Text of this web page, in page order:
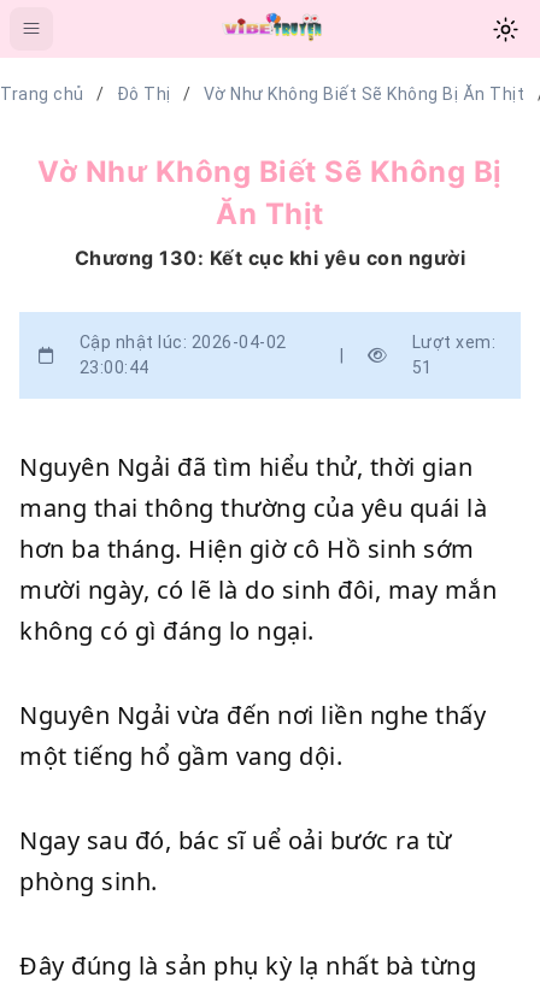
Trang chủ Đô Thị Vờ Như Không Biết Sẽ Không Bị Ăn Thịt
Vờ Như Không Biết Sẽ Không Bị
Ăn Thịt
Chương 130: Kết cục khi yêu con người
Cập nhật lúc: 2026-04-02
23:00:44
|
Lượt xem:
51
Nguyên Ngải đã tìm hiểu thử, thời gian
mang thai thông thường của yêu quái là
hơn ba tháng. Hiện giờ cô Hồ sinh sớm
mười ngày, có lẽ là do sinh đôi, may mắn
không có gì đáng lo ngại.
Nguyên Ngải vừa đến nơi liền nghe thấy
một tiếng hổ gầm vang dội.
Ngay sau đó, bác sĩ uể oải bước ra từ
phòng sinh.
Đây đúng là sản phụ kỳ lạ nhất bà từng